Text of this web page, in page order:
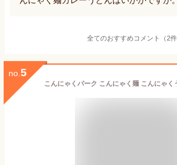
全てのおすすめコメント（2件
no. 5